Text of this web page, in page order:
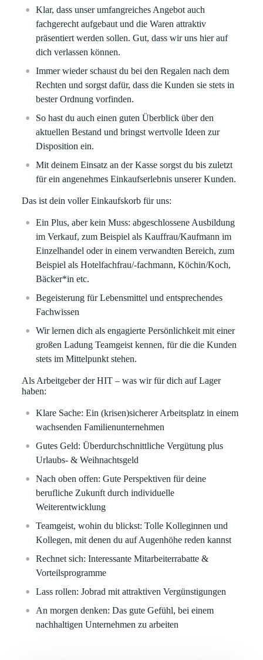
Klar, dass unser umfangreiches Angebot auch
fachgerecht aufgebaut und die Waren attraktiv
präsentiert werden sollen. Gut, dass wir uns hier auf
dich verlassen können.
Immer wieder schaust du bei den Regalen nach dem
Rechten und sorgst dafür, dass die Kunden sie stets in
bester Ordnung vorfinden.
So hast du auch einen guten Überblick über den
aktuellen Bestand und bringst wertvolle Ideen zur
Disposition ein.
Mit deinem Einsatz an der Kasse sorgst du bis zuletzt
für ein angenehmes Einkaufserlebnis unserer Kunden.
Das ist dein voller Einkaufskorb für uns:
Ein Plus, aber kein Muss: abgeschlossene Ausbildung
im Verkauf, zum Beispiel als Kauffrau/Kaufmann im
Einzelhandel oder in einem verwandten Bereich, zum
Beispiel als Hotelfachfrau/-fachmann, Köchin/Koch,
Bäcker*in etc.
Begeisterung für Lebensmittel und entsprechendes
Fachwissen
Wir lernen dich als engagierte Persönlichkeit mit einer
großen Ladung Teamgeist kennen, für die die Kunden
stets im Mittelpunkt stehen.
Als Arbeitgeber der HIT – was wir für dich auf Lager
haben:
Klare Sache:Ein (krisen)sicherer Arbeitsplatz in einem
wachsenden Familienunternehmen
Gutes Geld:Überdurchschnittliche Vergütung plus
Urlaubs- & Weihnachtsgeld
Nach oben offen:Gute Perspektiven für deine
berufliche Zukunft durch individuelle
Weiterentwicklung
Teamgeist, wohin du blickst:Tolle Kolleginnen und
Kollegen, mit denen du auf Augenhöhe reden kannst
Rechnet sich:Interessante Mitarbeiterrabatte &
Vorteilsprogramme
Lass rollen:Jobrad mit attraktiven Vergünstigungen
An morgen denken:Das gute Gefühl, bei einem
nachhaltigen Unternehmen zu arbeiten